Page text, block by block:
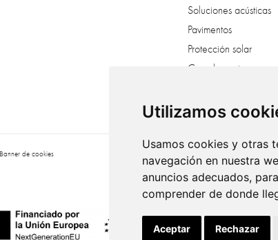
Utilizamos
Usamos cookies y otras
navegación en nuestra
anuncios adecuados,
comprender de donde
Aceptar Rechazar
Soluciones acústicas
Pavimentos
Protección solar
Complementos
Vestuarios
Banner de cookies